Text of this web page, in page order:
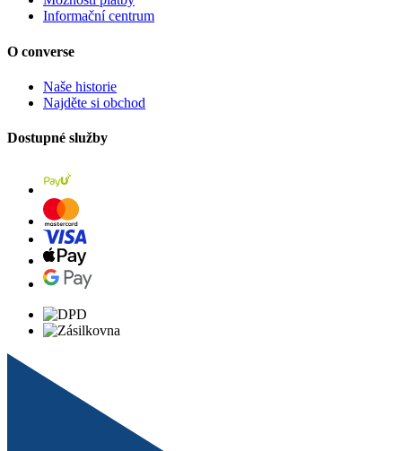
Informační centrum
O converse
Naše historie
Najděte si obchod
Dostupné služby